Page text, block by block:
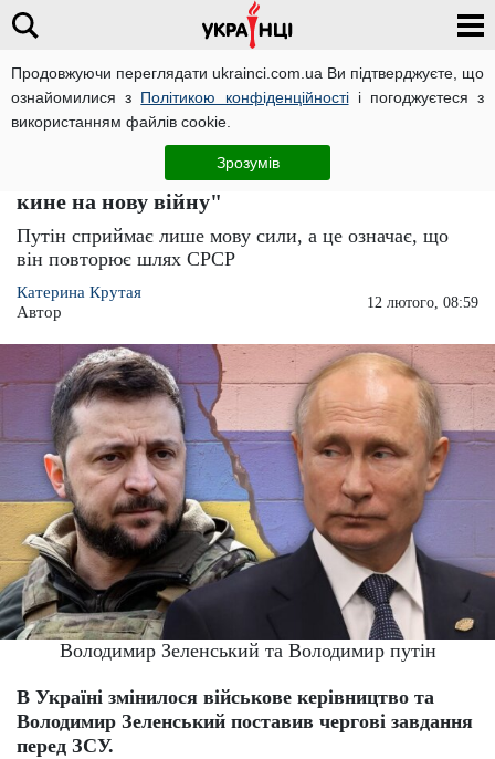
Продовжуючи переглядати ukrainci.com.ua Ви підтверджуєте, що
ознайомилися з Політикою конфіденційностіі погоджуєтеся з
використанням файлів cookie.
Зрозумів
Погляд
У Польщі визначилися, що буде з Україною,
якщо переможе росія: "Змусить служити та
кине на нову війну"
Путін сприймає лише мову сили, а це означає, що
він повторює шлях СРСР
Катерина Крутая
Автор
12 лютого, 08:59
Володимир Зеленський та Володимир путін
В Україні змінилося військове керівництво та
Володимир Зеленський поставив чергові завдання
перед ЗСУ.